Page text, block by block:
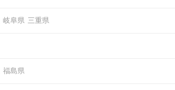
岐阜県 三重県
福島県